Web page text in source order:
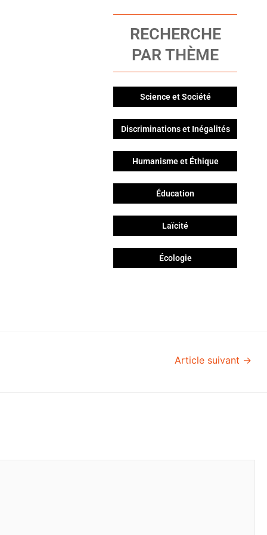
RECHERCHE
PAR THÈME
Science et Société
Discriminations et Inégalités
Humanisme et Éthique
Éducation
Laïcité
Écologie
Article suivant →